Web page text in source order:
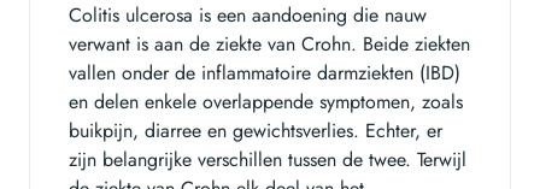
Colitis ulcerosa is een aandoening die nauw
verwant is aan de ziekte van Crohn. Beide ziekten
vallen onder de inflammatoire darmziekten (IBD)
en delen enkele overlappende symptomen, zoals
buikpijn, diarree en gewichtsverlies. Echter, er
zijn belangrijke verschillen tussen de twee. Terwijl